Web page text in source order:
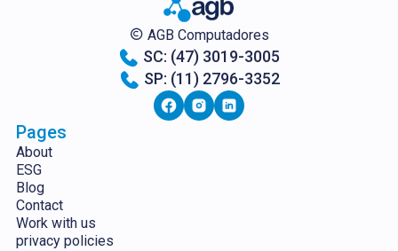
AGB Computadores
SC: (47) 3019-3005
SP: (11) 2796-3352
Pages
About
ESG
Blog
Contact
Work with us
privacy policies